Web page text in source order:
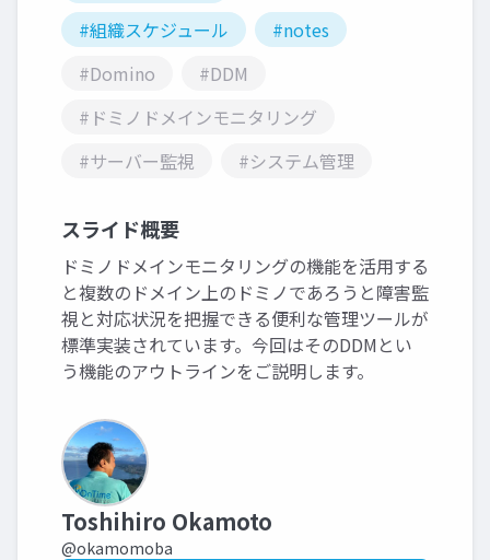
#組織スケジュール
#notes
#Domino
#DDM
#ドミノドメインモニタリング
#サーバー監視
#システム管理
スライド概要
ドミノドメインモニタリングの機能を活用する
と複数のドメイン上のドミノであろうと障害監
視と対応状況を把握できる便利な管理ツールが
標準実装されています。今回はそのDDMとい
う機能のアウトラインをご説明します。
Toshihiro Okamoto
@okamomoba